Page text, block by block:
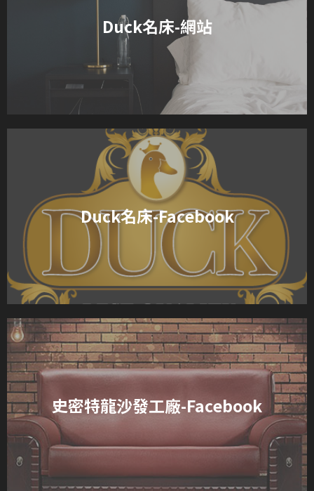
Duck名床-網站
Duck名床-Facebook
史密特龍沙發工廠-Facebook